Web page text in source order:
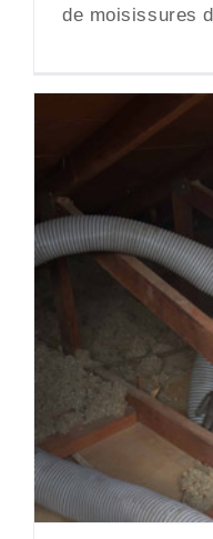
de moisissures